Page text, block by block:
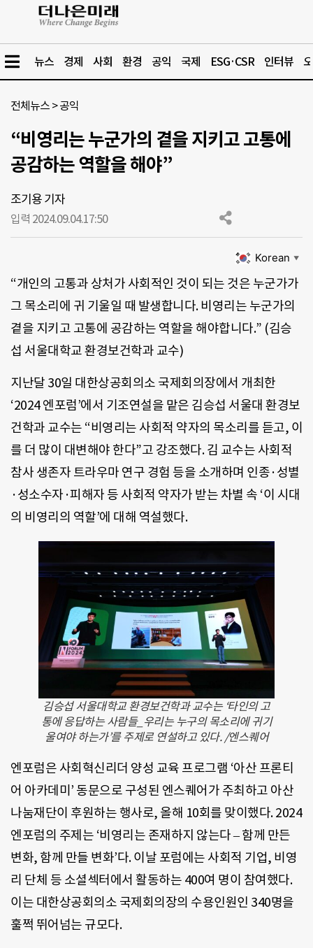
뉴스 경제 사회 환경 공익 국제 ESG·CSR 인터뷰
전체뉴스 >공익
“비영리는 누군가의 곁을 지키고 고통에
공감하는 역할을 해야”
조기용 기자
입력 2024.09.04.17:50
Korean ▼
“개인의 고통과 상처가 사회적인 것이 되는 것은 누군가가
그 목소리에 귀 기울일 때 발생합니다. 비영리는 누군가의
곁을 지키고 고통에 공감하는 역할을 해야합니다.” (김승
섭 서울대학교 환경보건학과 교수)
지난달 30일 대한상공회의소 국제회의장에서 개최한
‘2024 엔포럼’에서 기조연설을 맡은 김승섭 서울대 환경보
건학과 교수는 “비영리는 사회적 약자의 목소리를 듣고, 이
를 더 많이 대변해야 한다”고 강조했다. 김 교수는 사회적
참사 생존자 트라우마 연구 경험 등을 소개하며 인종·성별
·성소수자·피해자 등 사회적 약자가 받는 차별 속 ‘이 시대
의 비영리의 역할’에 대해 역설했다.
김승섭 서울대학교 환경보건학과 교수는 ‘타인의 고
통에 응답하는 사람들_우리는 누구의 목소리에 귀기
울여야 하는가’를 주제로 연설하고 있다. /엔스퀘어
엔포럼은 사회혁신리더 양성 교육 프로그램 ‘아산 프론티
어 아카데미’ 동문으로 구성된 엔스퀘어가 주최하고 아산
나눔재단이 후원하는 행사로, 올해 10회를 맞이했다. 2024
엔포럼의 주제는 ‘비영리는 존재하지 않는다 – 함께 만든
변화, 함께 만들 변화’다. 이날 포럼에는 사회적 기업, 비영
리 단체 등 소셜섹터에서 활동하는 400여 명이 참여했다.
이는 대한상공회의소 국제회의장의 수용인원인 340명을
훌쩍 뛰어넘는 규모다.